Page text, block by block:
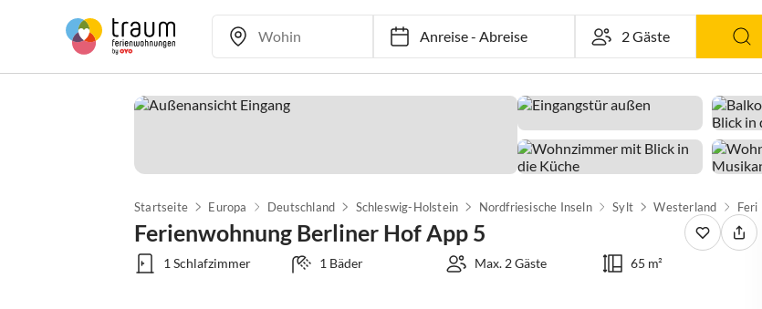
Anreise- Abreise
Startseite Europa Deutschland Schleswig-Holstein Nordfriesische Inseln Sylt Westerland
Ferienwohnung Berliner Hof App 5
1 Schlafzimmer 1 Bäder Max. 2 Gäste 65 m²